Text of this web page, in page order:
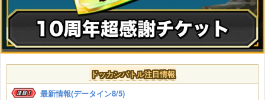
ドッカンバトル注目情報
最新情報(データイン8/5)